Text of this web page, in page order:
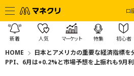
口
新着 人気 マーケット 特集 初心者
HOME 日本とアメリカの重要な経済指標を
PPI、6月は+0.2%と市場予想を上振れも9月